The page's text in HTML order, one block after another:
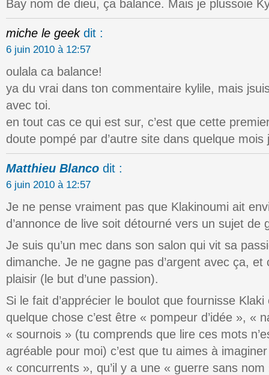
Bay nom de dieu, ça balance. Mais je plussoie
miche le geek dit :
6 juin 2010 à 12:57
oulala ca balance!
ya du vrai dans ton commentaire kylile, mais
avec toi.
en tout cas ce qui est sur, c’est que cette
doute pompé par d’autre site dans quelque mois
Matthieu Blanco dit :
6 juin 2010 à 12:57
Je ne pense vraiment pas que Klakinoumi ait
d’annonce de live soit détourné vers un sujet de
Je suis qu’un mec dans son salon qui vit sa
dimanche. Je ne gagne pas d’argent avec ça, et
plaisir (le but d’une passion).
Si le fait d’apprécier le boulot que fournisse
quelque chose c’est être « pompeur d’idée », «
« sournois » (tu comprends que lire ces mots
agréable pour moi) c’est que tu aimes à
« concurrents », qu’il y a une « guerre sans